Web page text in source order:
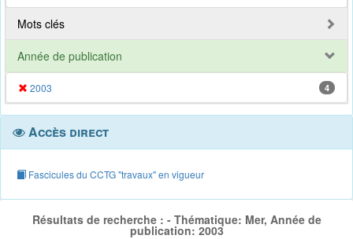
Mots clés
Année de publication
2003 4
Accès direct
Fascicules du CCTG "travaux" en vigueur
Résultats de recherche : - Thématique: Mer, Année de
publication: 2003